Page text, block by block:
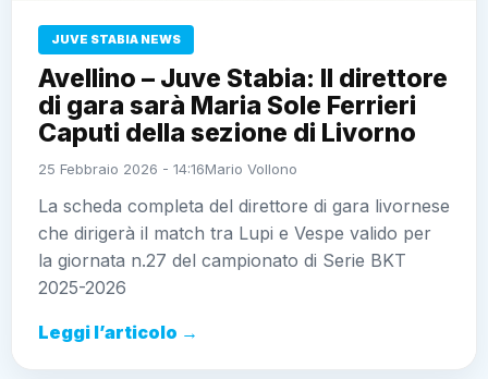
JUVE STABIA NEWS
Avellino – Juve Stabia: Il direttore
di gara sarà Maria Sole Ferrieri
Caputi della sezione di Livorno
25 Febbraio 2026 - 14:16Mario Vollono
La scheda completa del direttore di gara livornese
che dirigerà il match tra Lupi e Vespe valido per
la giornata n.27 del campionato di Serie BKT
2025-2026
Leggi l’articolo →